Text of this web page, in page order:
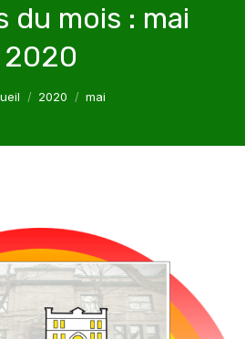
du mois : mai
2020
êtes ici :
2020 mai